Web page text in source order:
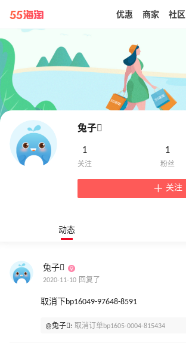
带你去官网买正品
优惠 商家 社区
兔子
1 1
关注
动态
兔子
2020-11-10 回复了
取消下bp16049-97648-8591
@兔子: 取消订单bp1605-0004-815434